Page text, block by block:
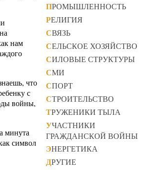
нам
что
с
войны,
минута
символ
ПРОМЫШЛЕННОСТЬ
РЕЛИГИЯ
СВЯЗЬ
СЕЛЬСКОЕ ХОЗЯЙСТВО
СИЛОВЫЕ СТРУКТУРЫ
СМИ
СПОРТ
СТРОИТЕЛЬСТВО
ТРУЖЕНИКИ ТЫЛА
УЧАСТНИКИ
ГРАЖДАНСКОЙ ВОЙНЫ
ЭНЕРГЕТИКА
ДРУГИЕ